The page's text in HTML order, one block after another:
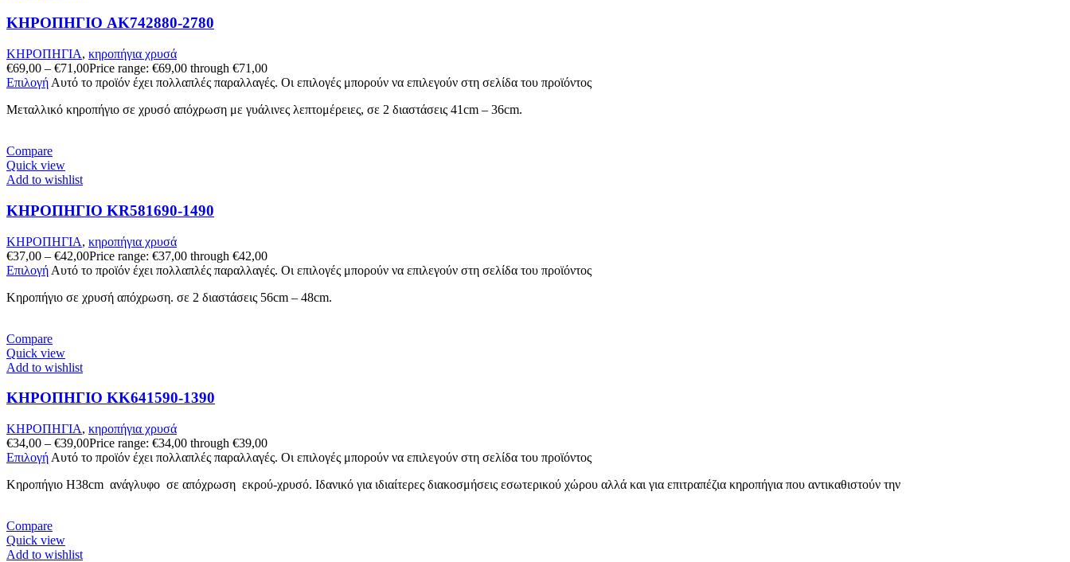
ΚΗΡΟΠΗΓΙΟ AK742880-2780
ΚΗΡΟΠΗΓΙΑ, κηροπήγια χρυσά
€69,00 – €71,00Price range: €69,00 through €71,00
Επιλογή Αυτό το προϊόν έχει πολλαπλές παραλλαγές. Οι επιλογές μπορούν να επιλεγούν στη σελίδα του προϊόντος
Μεταλλικό κηροπήγιο σε χρυσό απόχρωση με γυάλινες λεπτομέρειες, σε 2 διαστάσεις 41cm – 36cm.
Compare
Quick view
Add to wishlist
ΚΗΡΟΠΗΓΙΟ KR581690-1490
ΚΗΡΟΠΗΓΙΑ, κηροπήγια χρυσά
€37,00 – €42,00Price range: €37,00 through €42,00
Επιλογή Αυτό το προϊόν έχει πολλαπλές παραλλαγές. Οι επιλογές μπορούν να επιλεγούν στη σελίδα του προϊόντος
Κηροπήγιο σε χρυσή απόχρωση. σε 2 διαστάσεις 56cm – 48cm.
Compare
Quick view
Add to wishlist
ΚΗΡΟΠΗΓΙΟ KK641590-1390
ΚΗΡΟΠΗΓΙΑ, κηροπήγια χρυσά
€34,00 – €39,00Price range: €34,00 through €39,00
Επιλογή Αυτό το προϊόν έχει πολλαπλές παραλλαγές. Οι επιλογές μπορούν να επιλεγούν στη σελίδα του προϊόντος
Κηροπήγιο Η38cm ανάγλυφo σε απόχρωση εκρού-χρυσό. Ιδανικό για ιδιαίτερες διακοσμήσεις εσωτερικού χώρου αλλά και για επιτραπέζια κηροπήγια που αντικαθιστούν την
Compare
Quick view
Add to wishlist